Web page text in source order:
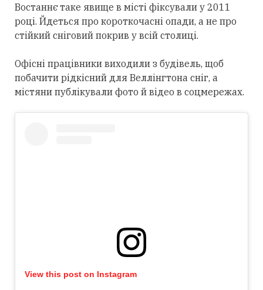
Востаннє таке явище в місті фіксували у 2011
році. Йдеться про короткочасні опади, а не про
стійкий сніговий покрив у всій столиці.
Офісні працівники виходили з будівель, щоб
побачити рідкісний для Веллінгтона сніг, а
містяни публікували фото й відео в соцмережах.
View this post on Instagram